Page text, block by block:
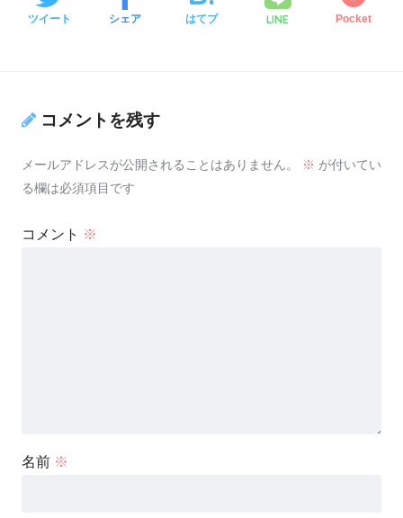
ツイート シェア はてブ LINE Pocket
コメントを残す
メールアドレスが公開されることはありません。 ※ が付いてい
る欄は必須項目です
コメント ※
名前 ※